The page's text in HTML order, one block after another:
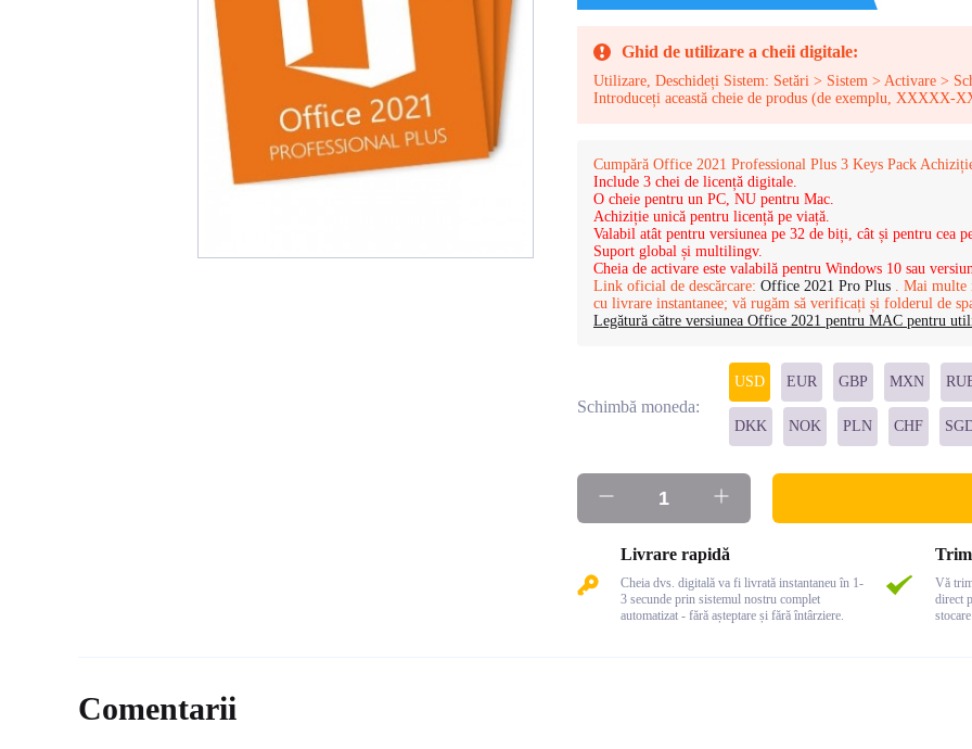
Ghid de utilizare a cheii digitale:
Utilizare, Deschideți Sistem: Setări > Sistem > Activare >
Introduceți această cheie de produs (de exemplu,
Cumpără Office 2021 Professional Plus 3 Keys Pack
Include 3 chei de licență digitale.
O cheie pentru un PC, NU pentru Mac.
Achiziție unică pentru licență pe viață.
Valabil atât pentru versiunea pe 32 de biți, cât și pentru cea
Suport global și multilingv.
Cheia de activare este valabilă pentru Windows 10 sau
Link oficial de descărcare: Office 2021 Pro Plus . Mai multe
cu livrare instantanee; vă rugăm să verificați și folderul de
Legătură către versiunea Office 2021 pentru MAC pentru
Schimbă moneda:
USD EUR GBP MXN
DKK NOK PLN CHF
Livrare rapidă
Cheia dvs. digitală va fi livrată instantaneu în 1-
3 secunde prin sistemul nostru complet
automatizat - fără așteptare și fără întârziere.
Vă
direct
Comentarii